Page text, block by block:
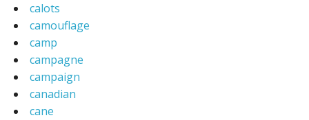
calots
camouflage
camp
campagne
campaign
canadian
cane